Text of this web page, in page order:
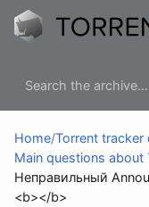
Home/Torrent tracker
Main questions about
Неправильный
<b></b>